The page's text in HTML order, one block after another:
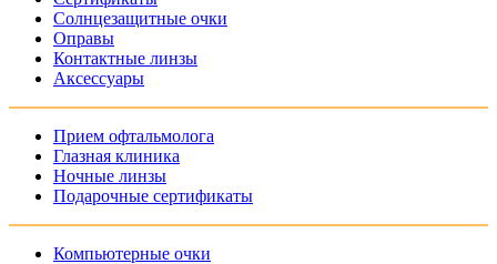
Солнцезащитные очки
Оправы
Контактные линзы
Аксессуары
Прием офтальмолога
Глазная клиника
Ночные линзы
Подарочные сертификаты
Компьютерные очки